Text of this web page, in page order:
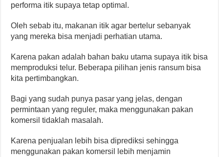
performa itik supaya tetap optimal.
Oleh sebab itu, makanan itik agar bertelur sebanyak
yang mereka bisa menjadi perhatian utama.
Karena pakan adalah bahan baku utama supaya itik bisa
memproduksi telur. Beberapa pilihan jenis ransum bisa
kita pertimbangkan.
Bagi yang sudah punya pasar yang jelas, dengan
permintaan yang reguler, maka menggunakan pakan
komersil tidaklah masalah.
Karena penjualan lebih bisa diprediksi sehingga
menggunakan pakan komersil lebih menjamin